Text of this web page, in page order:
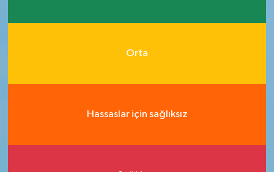
Orta
Hassaslar için sağlıksız